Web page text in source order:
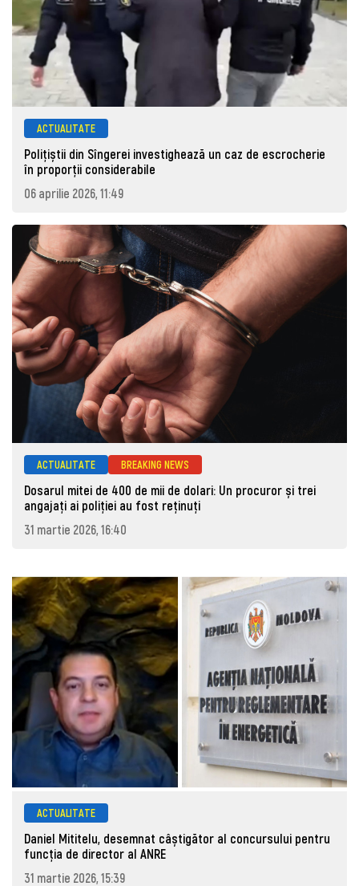
ACTUALITATE
Polițiștii din Sîngerei investighează un caz de escrocherie
în proporții considerabile
06 aprilie 2026, 11:49
ACTUALITATE BREAKING NEWS
Dosarul mitei de 400 de mii de dolari: Un procuror și trei
angajați ai poliției au fost reținuți
31 martie 2026, 16:40
ACTUALITATE
Daniel Mititelu, desemnat câștigător al concursului pentru
funcția de director al ANRE
31 martie 2026, 15:39